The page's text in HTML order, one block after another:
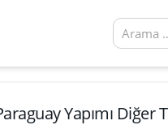
Arama
Yapımı Diğer